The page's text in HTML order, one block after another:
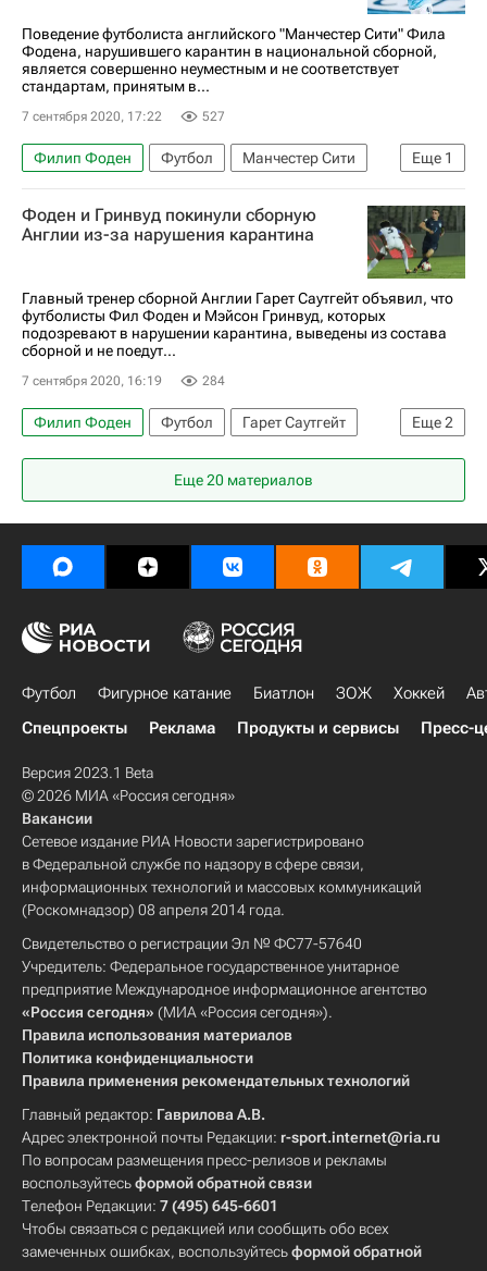
Поведение футболиста английского "Манчестер Сити" Фила
Фодена, нарушившего карантин в национальной сборной,
является совершенно неуместным и не соответствует
стандартам, принятым в...
7 сентября 2020, 17:22 527
Еще 1
Филип Фоден Футбол
Манчестер Сити
Спорт в условиях пандемии коронавируса
Фоден и Гринвуд покинули сборную
Англии из-за нарушения карантина
Главный тренер сборной Англии Гарет Саутгейт объявил, что
футболисты Фил Фоден и Мэйсон Гринвуд, которых
подозревают в нарушении карантина, выведены из состава
сборной и не поедут...
7 сентября 2020, 16:19 284
Еще2
Филип Фоден Футбол
Гарет Саутгейт
Мейсон Гринвуд
Спорт в условиях пандемии коронавируса
Еще 20 материалов
Футбол Фигурное катание Биатлон ЗОЖ Хоккей
Спецпроекты
Реклама Продукты и сервисы Пресс-
Версия 2023.1 Beta
© 2026 МИА «Россия сегодня»
Вакансии
Сетевое издание РИА Новости зарегистрировано
в Федеральной службе по надзору в сфере связи,
информационных технологий и массовых коммуникаций
(Роскомнадзор) 08 апреля 2014 года.
Свидетельство о регистрации Эл № ФС77-57640
Учредитель: Федеральное государственное унитарное
предприятие Международное информационное агентство
«Россия сегодня» (МИА «Россия сегодня»).
Правила использования материалов
Политика конфиденциальности
Правила применения рекомендательных технологий
Главный редактор: Гаврилова А.В.
Адрес электронной почты Редакции: r-sport.internet@ria.ru
По вопросам размещения пресс-релизов и рекламы
воспользуйтесьформой обратной связи
Телефон Редакции: 7 (495) 645-6601
Чтобы связаться с редакцией или сообщить обо всех
замеченных ошибках, воспользуйтесьформой обратной